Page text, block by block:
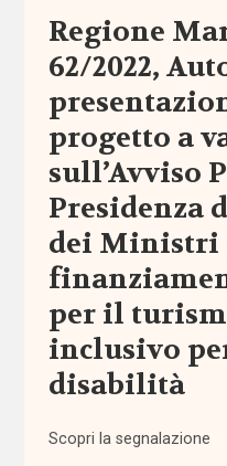
associazioni
associazioni
promozione
sociale
attività
extra-
scolastiche
ausili
autismo
auto-
Regione
62/2022,
progetto a
sull’Avviso
Presidenza
dei Ministri
per il
inclusivo
disabilità
Scopri la segnalazione